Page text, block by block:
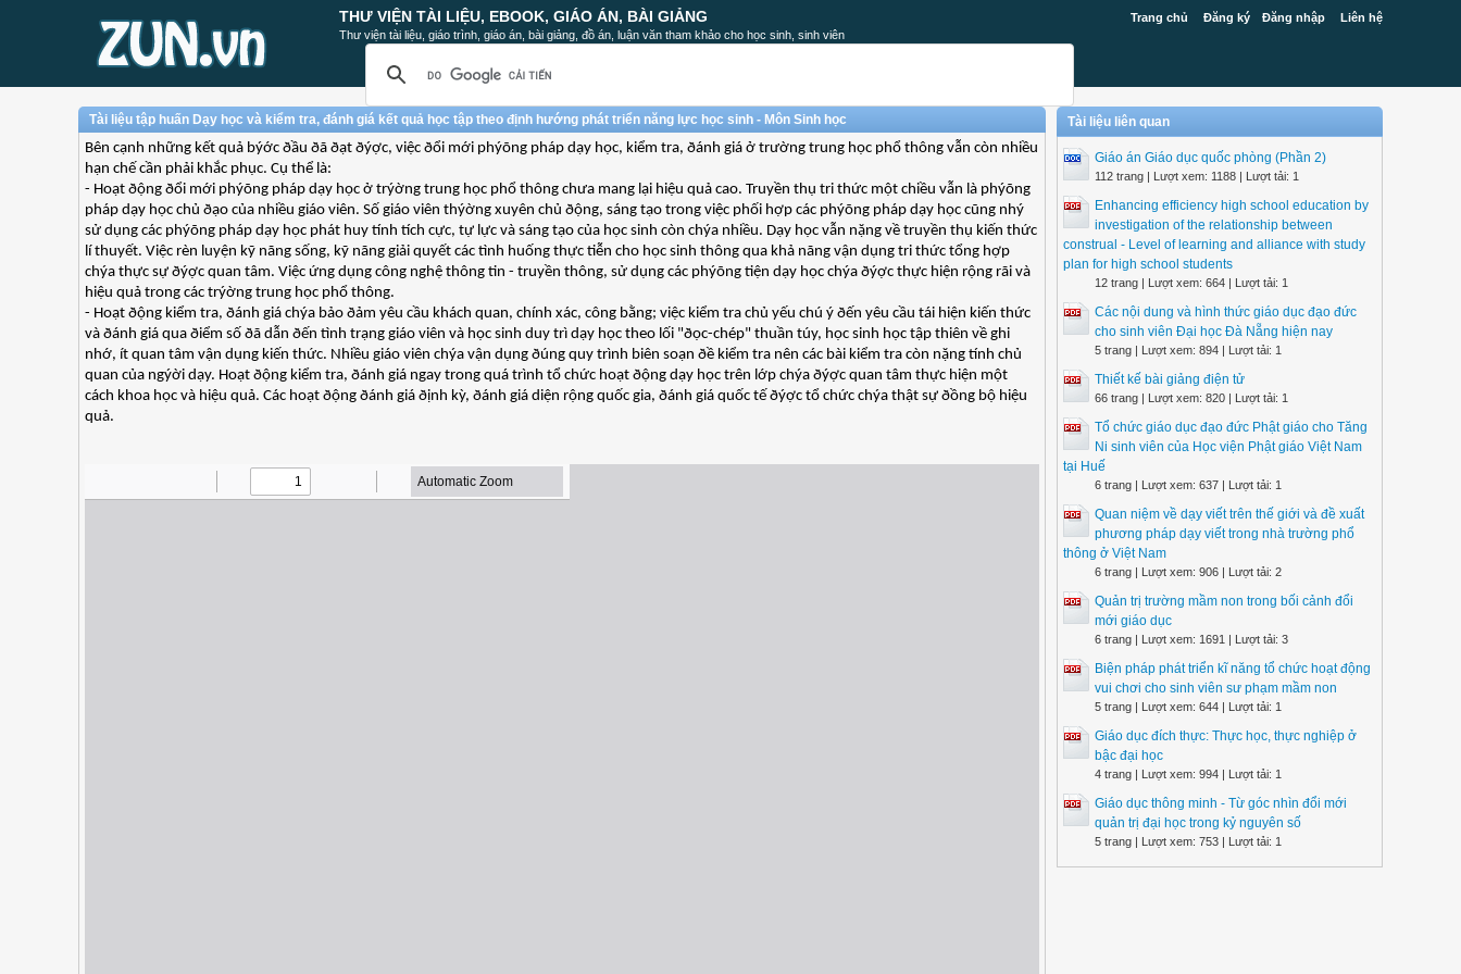
Trang chủ Đăng ký Đăng nhập Liên hệ
THƯ VIỆN TÀI LIỆU, EBOOK, GIÁO ÁN, BÀI GIẢNG
Thư viện tài liệu, giáo trình, giáo án, bài giảng, đồ án, luận văn tham khảo cho học sinh, sinh viên
Tài liệu tập huấn Dạy học và kiểm tra, đánh giá kết quả học tập theo định hướng phát triển năng lực học sinh - Môn Sinh học
Bên cạnh những kết quả býớc ðầu ðã ðạt ðýợc, việc ðổi mới phýõng pháp dạy học, kiểm tra, ðánh giá ở trường trung học phổ thông vẫn còn nhiều
hạn chế cần phải khắc phục. Cụ thể là:
- Hoạt ðộng ðổi mới phýõng pháp dạy học ở trýờng trung học phổ thông chưa mang lại hiệu quả cao. Truyền thụ tri thức một chiều vẫn là phýõng
pháp dạy học chủ ðạo của nhiều giáo viên. Số giáo viên thýờng xuyên chủ ðộng, sáng tạo trong việc phối hợp các phýõng pháp dạy học cũng nhý
sử dụng các phýõng pháp dạy học phát huy tính tích cực, tự lực và sáng tạo của học sinh còn chýa nhiều. Dạy học vẫn nặng về truyền thụ kiến thức
lí thuyết. Việc rèn luyện kỹ nãng sống, kỹ nãng giải quyết các tình huống thực tiễn cho học sinh thông qua khả nãng vận dụng tri thức tổng hợp
chýa thực sự ðýợc quan tâm. Việc ứng dụng công nghệ thông tin - truyền thông, sử dụng các phýõng tiện dạy học chýa ðýợc thực hiện rộng rãi và
hiệu quả trong các trýờng trung học phổ thông.
- Hoạt ðộng kiểm tra, ðánh giá chýa bảo ðảm yêu cầu khách quan, chính xác, công bằng; việc kiểm tra chủ yếu chú ý ðến yêu cầu tái hiện kiến thức
và ðánh giá qua ðiểm số ðã dẫn ðến tình trạng giáo viên và học sinh duy trì dạy học theo lối "ðọc-chép" thuần túy, học sinh học tập thiên về ghi
nhớ, ít quan tâm vận dụng kiến thức. Nhiều giáo viên chýa vận dụng ðúng quy trình biên soạn ðề kiểm tra nên các bài kiểm tra còn nặng tính chủ
quan của ngýời dạy. Hoạt ðộng kiểm tra, ðánh giá ngay trong quá trình tổ chức hoạt ðộng dạy học trên lớp chýa ðýợc quan tâm thực hiện một
cách khoa học và hiệu quả. Các hoạt ðộng ðánh giá ðịnh kỳ, ðánh giá diện rộng quốc gia, ðánh giá quốc tế ðýợc tổ chức chýa thật sự ðồng bộ hiệu
quả.
Tài liệu liên quan
Giáo án Giáo dục quốc phòng (Phần 2)
112 trang | Lượt xem: 1188 | Lượt tải: 1
Enhancing efficiency high school education by
investigation of the relationship between
construal - Level of learning and alliance with study
plan for high school students
12 trang | Lượt xem: 664 | Lượt tải: 1
Các nội dung và hình thức giáo dục đạo đức
cho sinh viên Đại học Đà Nẵng hiện nay
5 trang | Lượt xem: 894 | Lượt tải: 1
Thiết kế bài giảng điện tử
66 trang | Lượt xem: 820 | Lượt tải: 1
Tổ chức giáo dục đạo đức Phật giáo cho Tăng
Ni sinh viên của Học viện Phật giáo Việt Nam
tại Huế
6 trang | Lượt xem: 637 | Lượt tải: 1
Quan niệm về dạy viết trên thế giới và đề xuất
phương pháp dạy viết trong nhà trường phổ
thông ở Việt Nam
6 trang | Lượt xem: 906 | Lượt tải: 2
Quản trị trường mầm non trong bối cảnh đổi
mới giáo dục
6 trang | Lượt xem: 1691 | Lượt tải: 3
Biện pháp phát triển kĩ năng tổ chức hoạt động
vui chơi cho sinh viên sư phạm mầm non
5 trang | Lượt xem: 644 | Lượt tải: 1
Giáo dục đích thực: Thực học, thực nghiệp ở
bậc đại học
4 trang | Lượt xem: 994 | Lượt tải: 1
Giáo dục thông minh - Từ góc nhìn đổi mới
quản trị đại học trong kỷ nguyên số
5 trang | Lượt xem: 753 | Lượt tải: 1